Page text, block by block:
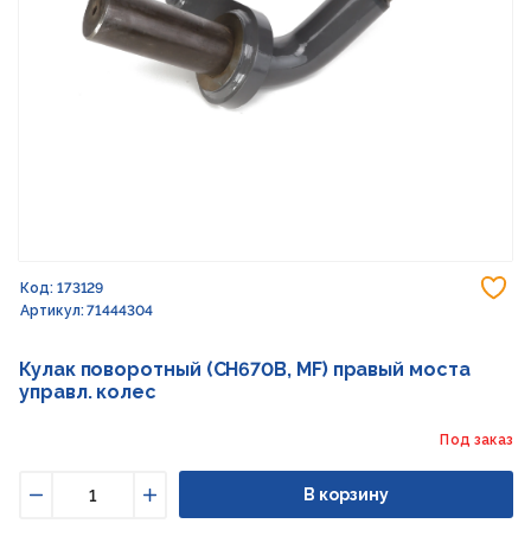
Код: 173129
Артикул: 71444304
Кулак поворотный (CH670B, MF) правый моста
управл. колес
Под заказ
Увеличить
В корзину